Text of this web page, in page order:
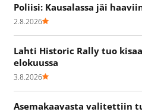
Poliisi: Kausalassa jäi
2.8.2026
Lahti Historic Rally tuo
elokuussa
3.8.2026
Asemakaavasta valitettiin